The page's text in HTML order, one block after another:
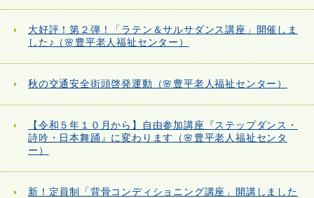
大好評！第２弾！「ラテン＆サルサダンス講座」開催しま
した♪（🌸豊平老人福祉センター）
秋の交通安全街頭啓発運動（🌸豊平老人福祉センター）
【令和５年１０月から】自由参加講座『ステップダンス・
詩吟・日本舞踊』に変わります（🌸豊平老人福祉センタ
ー）
新！定員制「背骨コンディショニング講座」開講しました